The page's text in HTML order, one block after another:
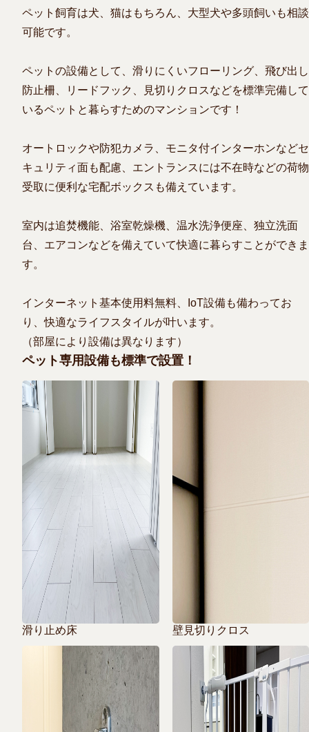
ペット飼育は犬、猫はもちろん、大型犬や多頭飼いも相談
可能です。
ペットの設備として、滑りにくいフローリング、飛び出し
防止柵、リードフック、見切りクロスなどを標準完備して
いるペットと暮らすためのマンションです！
オートロックや防犯カメラ、モニタ付インターホンなどセ
キュリティ面も配慮、エントランスには不在時などの荷物
受取に便利な宅配ボックスも備えています。
室内は追焚機能、浴室乾燥機、温水洗浄便座、独立洗面
台、エアコンなどを備えていて快適に暮らすことができま
す。
インターネット基本使用料無料、IoT設備も備わってお
り、快適なライフスタイルが叶います。
（部屋により設備は異なります）
ペット専用設備も標準で設置！
滑り止め床 壁見切りクロス